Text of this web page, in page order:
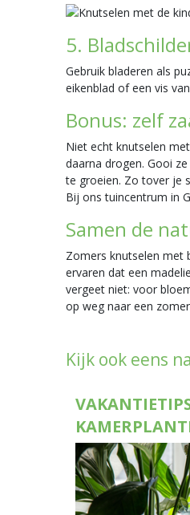
5.
Gebruik bladeren als
eikenblad of een vis
Bonus: zelf
Niet echt knutselen
daarna drogen. Gooi
te groeien. Zo tover je
Bij ons tuincentrum in
Samen de
Zomers knutselen met
ervaren dat een
vergeet niet: voor
op weg naar een
Kijk ook eens